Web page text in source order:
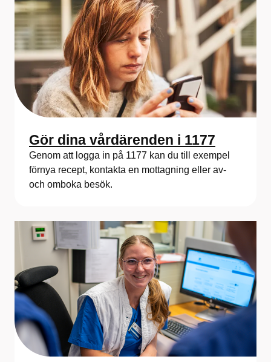
Gör dina vårdärenden i 1177
Genom att logga in på 1177 kan du till exempel
förnya recept, kontakta en mottagning eller av-
och omboka besök.